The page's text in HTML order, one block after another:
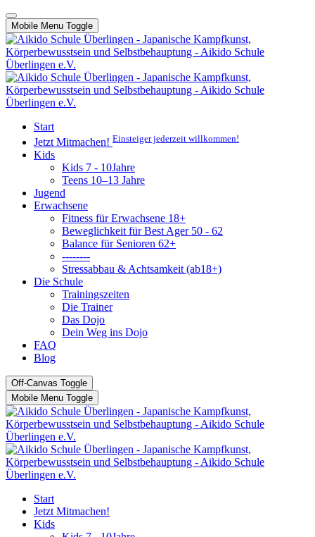
Mobile Menu Toggle
Start
Jetzt Mitmachen! Einsteiger jederzeit willkommen!
Kids
Kids 7 - 10Jahre
Teens 10–13 Jahre
Jugend
Erwachsene
Fitness für Erwachsene 18+
Beweglichkeit für Best Ager 50 - 62
Balance für Senioren 62+
--------
Stressabbau & Achtsamkeit (ab18+)
Die Schule
Trainingszeiten
Die Trainer
Das Dojo
Dein Weg ins Dojo
FAQ
Blog
Off-Canvas Toggle
Mobile Menu Toggle
Start
Jetzt Mitmachen!
Kids